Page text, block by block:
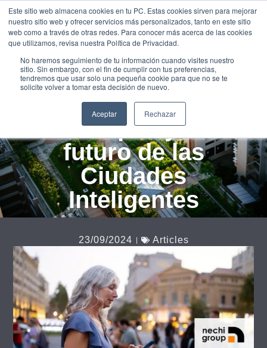
Este sitio web almacena cookies en tu PC. Estas cookies sirven para mejorar
nuestro sitio web y ofrecer servicios más personalizados, tanto en este sitio
web como a través de otras redes. Para conocer más acerca de las cookies
que utilizamos, revisa nuestra Política de Privacidad.
No haremos seguimiento de tu información cuando visites nuestro
sitio. Sin embargo, con el fin de cumplir con tus preferencias,
tendremos que usar solo una pequeña cookie para que no se te
solicite volver a tomar esta decisión de nuevo.
Aceptar Rechazar
UNEIX-
TE
La Ley de
Inteligencia
Artificial
Europea y el
futuro de las
Ciudades
Inteligentes
23/09/2024 Articles